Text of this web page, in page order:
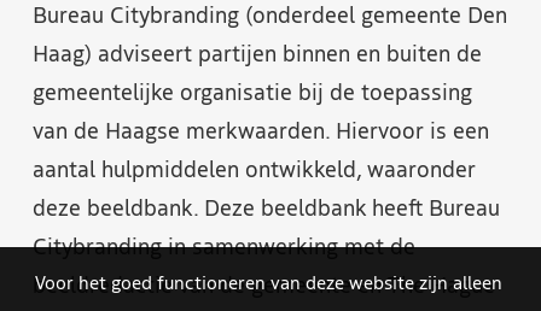
Bureau Citybranding (onderdeel gemeente Den
Haag) adviseert partijen binnen en buiten de
gemeentelijke organisatie bij de toepassing
van de Haagse merkwaarden. Hiervoor is een
aantal hulpmiddelen ontwikkeld, waaronder
deze beeldbank. Deze beeldbank heeft Bureau
Citybranding in samenwerking met de
beeldredactie van de gemeente en The Hague
Voor het goed functioneren van deze website zijn alleen